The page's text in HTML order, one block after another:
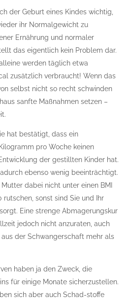
der Geburt eines Kindes wichtig,
ihr Normalgewicht zu
Ernährung und normaler
das eigentlich kein Problem dar.
werden täglich etwa
zusätzlich verbraucht! Wenn das
selbst nicht so recht schwinden
sanfte Maßnahmen setzen –
hat bestätigt, dass ein
pro Woche keinen
der gestillten Kinder hat.
ebenso wenig beeinträchtigt.
dabei nicht unter einen BMI
rutschen, sonst sind Sie und Ihr
Eine strenge Abmagerungskur
jedoch nicht anzuraten, auch
der Schwangerschaft mehr als
haben ja den Zweck, die
für einige Monate sicherzustellen.
sich aber auch Schad-stoffe